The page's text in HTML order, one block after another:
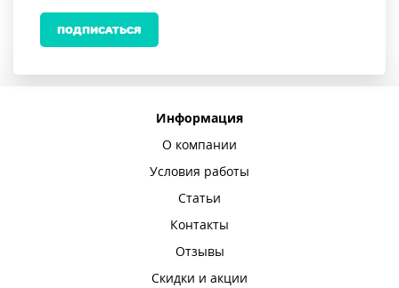
ПОДПИСАТЬСЯ
Информация
О компании
Условия работы
Статьи
Контакты
Отзывы
Скидки и акции